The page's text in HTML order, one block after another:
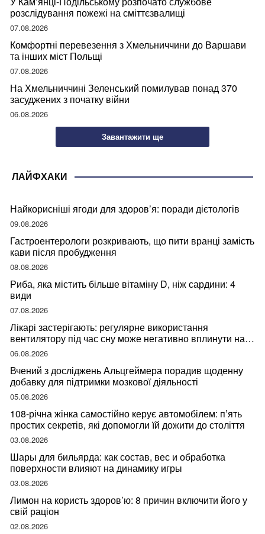
розслідування пожежі на сміттєзвалищі
07.08.2026
Комфортні перевезення з Хмельниччини до Варшави
та інших міст Польщі
07.08.2026
На Хмельниччині Зеленський помилував понад 370
засуджених з початку війни
06.08.2026
Завантажити ще
ЛАЙФХАКИ
Найкорисніші ягоди для здоров’я: поради дієтологів
09.08.2026
Гастроентерологи розкривають, що пити вранці замість
кави після пробудження
08.08.2026
Риба, яка містить більше вітаміну D, ніж сардини: 4
види
07.08.2026
Лікарі застерігають: регулярне використання
вентилятору під час сну може негативно вплинути на
ваше здоров’я
06.08.2026
Вчений з досліджень Альцгеймера порадив щоденну
добавку для підтримки мозкової діяльності
05.08.2026
108-річна жінка самостійно керує автомобілем: п’ять
простих секретів, які допомогли їй дожити до століття
03.08.2026
Шары для бильярда: как состав, вес и обработка
поверхности влияют на динамику игры
03.08.2026
Лимон на користь здоров’ю: 8 причин включити його у
свій раціон
02.08.2026